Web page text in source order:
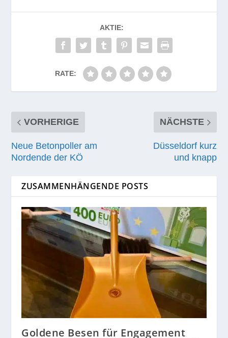
AKTIE:
RATE:
VORHERIGE
Neue Betonpoller am
Nordende der KÖ
NÄCHSTE
Düsseldorf kurz
und knapp
ZUSAMMENHÄNGENDE POSTS
Goldene Besen für Engagement